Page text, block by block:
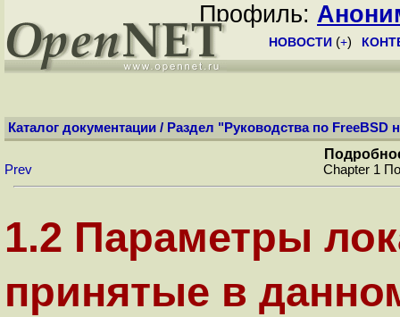
Профиль:
НОВОСТИ (+)
Каталог документации / Раздел "Руководства по FreeBSD
Prev Chapter 1
1.2 Параметры
принятые в